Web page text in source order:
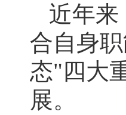
近年来
合自身
态"四大
展。